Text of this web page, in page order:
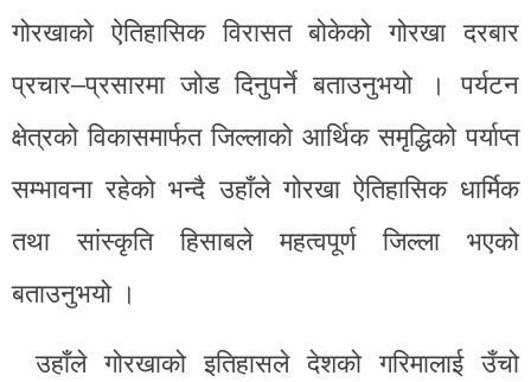
गोरखाको ऐतिहासिक विरासत बोकेको गोरखा दरबार
प्रचार–प्रसारमा जोड दिनुपर्ने बताउनुभयो । पर्यटन
क्षेत्रको विकासमार्फत जिल्लाको आर्थिक समृद्धिको पर्याप्त
सम्भावना रहेको भन्दै उहाँले गोरखा ऐतिहासिक धार्मिक
तथा सांस्कृति हिसाबले महत्वपूर्ण जिल्ला भएको
बताउनुभयो ।
उहाँले गोरखाको इतिहासले देशको गरिमालाई उँचो